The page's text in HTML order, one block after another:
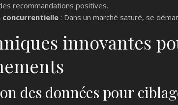
recommandations positives.
: Dans un marché saturé, se
innovantes
des données pour